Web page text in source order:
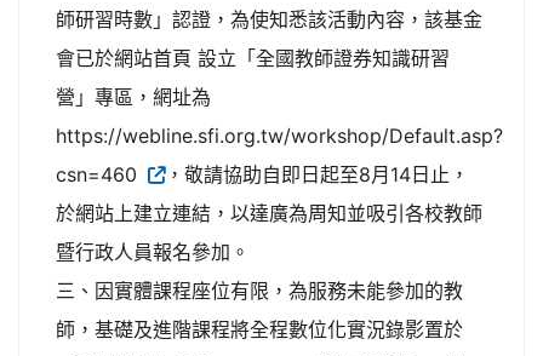
師研習時數」認證，為使知悉該活動內容，該基金
會已於網站首頁 設立「全國教師證券知識研習
營」專區，網址為
https://webline.sfi.org.tw/workshop/Default.asp?
csn=460
，敬請協助自即日起至8月14日止，
於網站上建立連結，以達廣為周知並吸引各校教師
暨行政人員報名參加。
三、因實體課程座位有限，為服務未能參加的教
師，基礎及進階課程將全程數位化實況錄影置於